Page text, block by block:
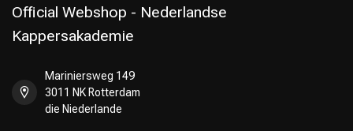
Umformung
Official Webshop - Nederlandse
Kappersakademie
Mariniersweg 149
3011 NK Rotterdam
die Niederlande